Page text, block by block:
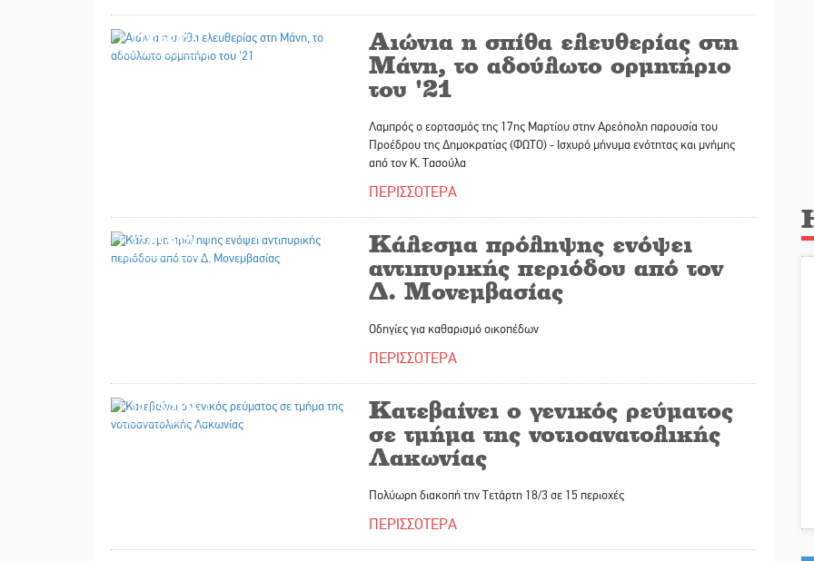
17/03/2026
Αιώνια η σπίθα ελευθερίας στη
Μάνη, το αδούλωτο ορμητήριο
του '21
Λαμπρός ο εορτασμός της 17ης Μαρτίου στην Αρεόπολη παρουσία του
Προέδρου της Δημοκρατίας (ΦΩΤΟ) - Ισχυρό μήνυμα ενότητας και μνήμης
από τον Κ. Τασούλα
ΠΕΡΙΣΣΟΤΕΡΑ
17/03/2026
Κάλεσμα πρόληψης ενόψει
αντιπυρικής περιόδου από τον
Δ. Μονεμβασίας
Οδηγίες για καθαρισμό οικοπέδων
ΠΕΡΙΣΣΟΤΕΡΑ
17/03/2026
Κατεβαίνει ο γενικός ρεύματος
σε τμήμα της νοτιοανατολικής
Λακωνίας
Πολύωρη διακοπή την Τετάρτη 18/3 σε 15 περιοχές
ΠΕΡΙΣΣΟΤΕΡΑ